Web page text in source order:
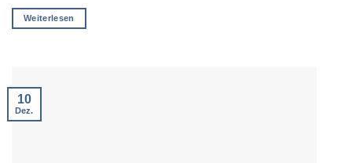
Weiterlesen
10
Dez.